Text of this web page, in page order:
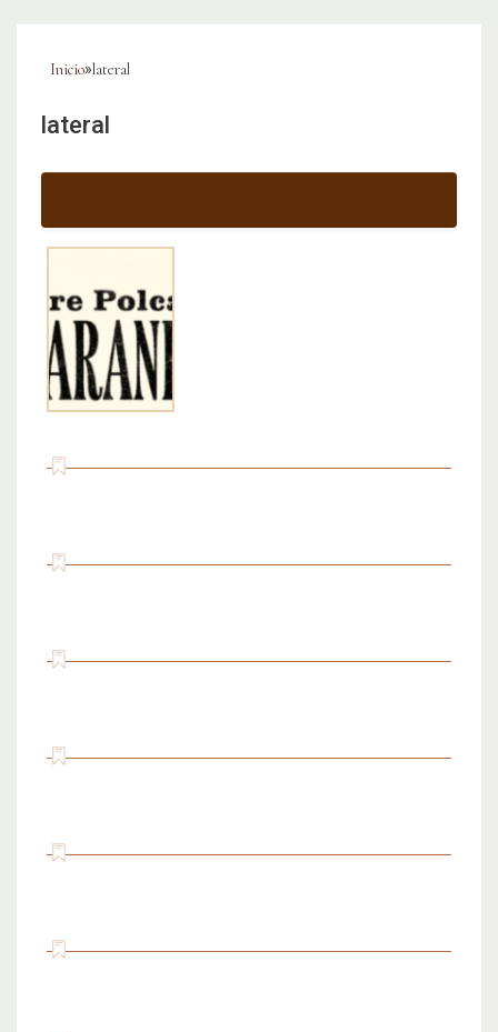
Inicio»lateral
lateral